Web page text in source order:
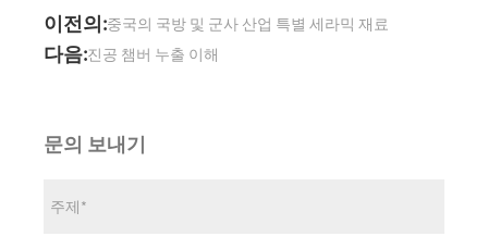
이전의:중국의 국방 및 군사 산업 특별 세라믹 재료
다음:진공 챔버 누출 이해
문의 보내기